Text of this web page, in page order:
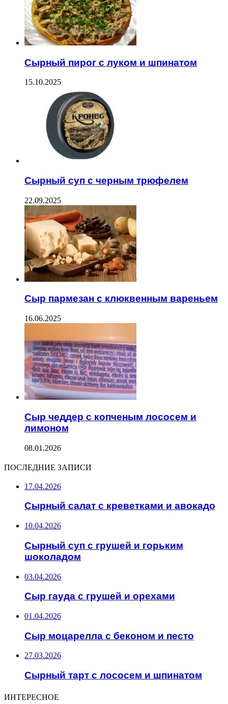
Сырный пирог с луком и шпинатом
15.10.2025
Сырный суп с черным трюфелем
22.09.2025
Сыр пармезан с клюквенным вареньем
16.06.2025
Сыр чеддер с копченым лососем и
лимоном
08.01.2026
ПОСЛЕДНИЕ ЗАПИСИ
17.04.2026
Сырный салат с креветками и авокадо
10.04.2026
Сырный суп с грушей и горьким
шоколадом
03.04.2026
Сыр гауда с грушей и орехами
01.04.2026
Сыр моцарелла с беконом и песто
27.03.2026
Сырный тарт с лососем и шпинатом
ИНТЕРЕСНОЕ